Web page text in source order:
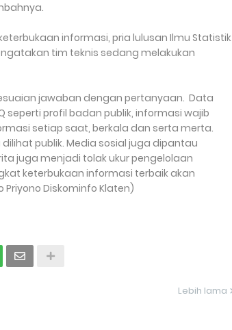
informasi, pria lulusan Ilmu Statistik
tim teknis sedang melakukan
jawaban dengan pertanyaan. Data
seperti profil badan publik, informasi wajib
setiap saat, berkala dan serta merta.
publik. Media sosial juga dipantau
juga menjadi tolak ukur pengelolaan
keterbukaan informasi terbaik akan
Diskominfo Klaten)
Lebih lama